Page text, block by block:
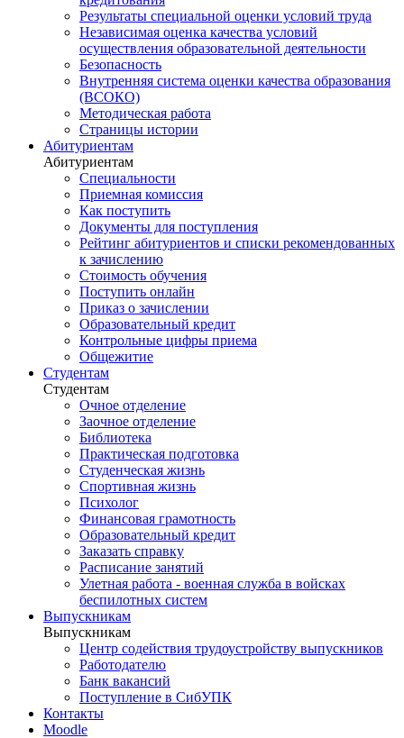
Результаты специальной оценки условий труда
Независимая оценка качества условий
осуществления образовательной деятельности
Безопасность
Внутренняя система оценки качества образования
(ВСОКО)
Методическая работа
Страницы истории
Абитуриентам
Абитуриентам
Специальности
Приемная комиссия
Как поступить
Документы для поступления
Рейтинг абитуриентов и списки рекомендованных
к зачислению
Стоимость обучения
Поступить онлайн
Приказ о зачислении
Образовательный кредит
Контрольные цифры приема
Общежитие
Студентам
Студентам
Очное отделение
Заочное отделение
Библиотека
Практическая подготовка
Студенческая жизнь
Спортивная жизнь
Психолог
Финансовая грамотность
Образовательный кредит
Заказать справку
Расписание занятий
Улетная работа - военная служба в войсках
беспилотных систем
Выпускникам
Выпускникам
Центр содействия трудоустройству выпускников
Работодателю
Банк вакансий
Поступление в СибУПК
Контакты
Moodle